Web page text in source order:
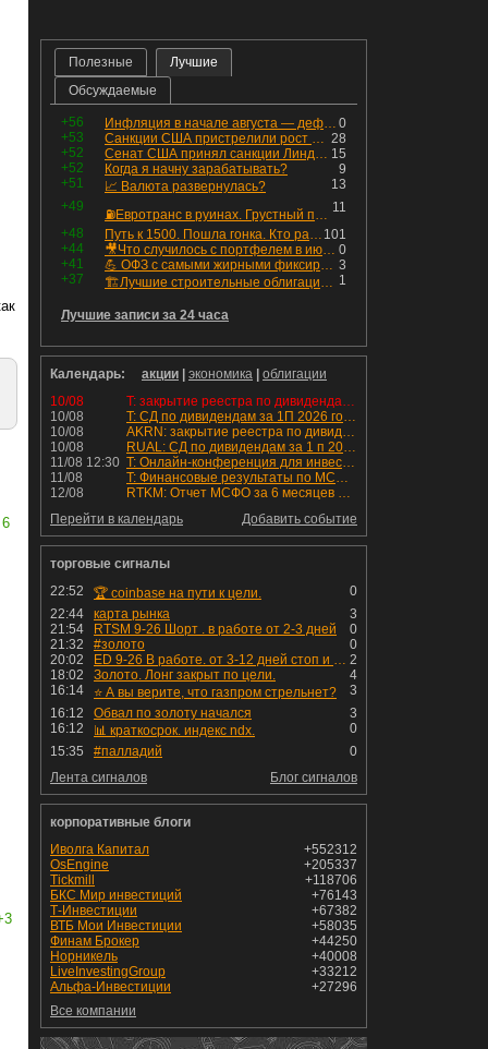
6
Полезные
Лучшие
Обсуждаемые
+56 0
Инфляция в начале августа — дефляция из-за топлива и плодоовощной корзины, но услуги продолжают дорожать, а рубль начал ослабевать.
+53
28
Санкции США пристрелили рост акций в России
+52
15
Сенат США принял санкции Линдси Грэма против России
+52
9
Когда я начну зарабатывать?
+51
13
📈 Валюта развернулась?
+49
11
⛽️Евротранс в руинах. Грустный пост😶😞 Что изменилось в облигациях?
+48
101
Путь к 1500. Пошла гонка. Кто раньше продаст.
+44
0
🎥Что случилось с портфелем в июле - честный разбор / Инвестировать Просто
+41
3
💪 ОФЗ с самыми жирными фиксированными купонами
+37
1
🏗Лучшие строительные облигации первого эшелона
Лучшие записи за 24 часа
Календарь: акции экономика
облигации
10/08
T: закрытие реестра по дивидендам 4.6 руб
10/08
T: СД по дивидендам за 1П 2026 года.
10/08
AKRN: закрытие реестра по дивидендам 235 руб
10/08
RUAL: СД по дивидендам за 1 п 2026 года.
11/08 12:30
T: Онлайн-конференция для инвесторов и аналитиков
11/08
T: Финансовые результаты по МСФО за 2к 2026 года
12/08
RTKM: Отчет МСФО за 6 месяцев 2026 года
Добавить событие
Перейти в календарь
торговые сигналы
22:52
0
🏆 coinbase на пути к цели.
22:44
3
карта рынка
21:54
0
RTSM 9-26 Шорт . в работе от 2-3 дней
21:32
0
#золото
20:02
2
ED 9-26 В работе. от 3-12 дней стоп и профит установлен
18:02
4
Золото. Лонг закрыт по цели.
16:14
3
⭐️ А вы верите, что газпром стрельнет?
16:12
3
Обвал по золоту начался
16:12
0
📊 краткосрок. индекс ndx.
15:35
0
#палладий
Блог сигналов
Лента сигналов
корпоративные блоги
+552312
Иволга Капитал
+205337
OsEngine
+118706
Tickmill
+76143
БКС Мир инвестиций
+67382
Т-Инвестиции
+58035
ВТБ Мои Инвестиции
+44250
Финам Брокер
+40008
Норникель
+33212
LiveInvestingGroup
+27296
Альфа-Инвестиции
Все компании